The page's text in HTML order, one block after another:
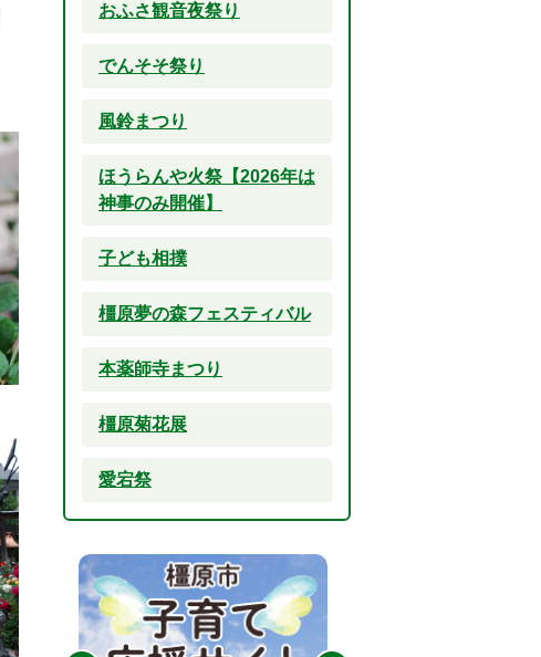
おふさ観音夜祭り
でんそそ祭り
風鈴まつり
ほうらんや火祭【2026年は
神事のみ開催】
子ども相撲
橿原夢の森フェスティバル
本薬師寺まつり
橿原菊花展
愛宕祭
2
枚
目
の